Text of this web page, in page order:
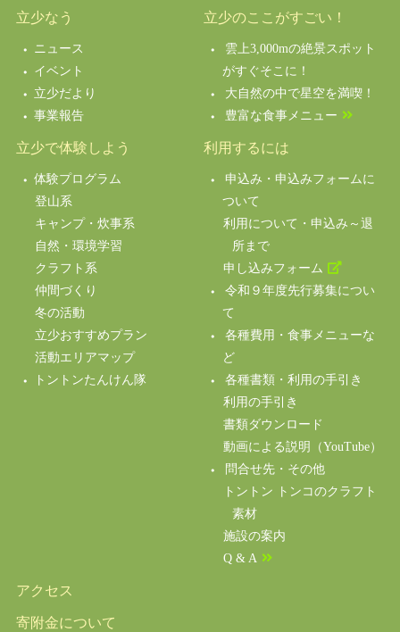
立少なう
ニュース
イベント
立少だより
事業報告
立少のここがすごい！
雲上3,000mの絶景スポット
がすぐそこに！
大自然の中で星空を満喫！
豊富な食事メニュー
立少で体験しよう
体験プログラム
登山系
キャンプ・炊事系
自然・環境学習
クラフト系
仲間づくり
冬の活動
立少おすすめプラン
活動エリアマップ
トントンたんけん隊
利用するには
申込み・申込みフォームに
ついて
利用について・申込み～退
所まで
申し込みフォーム
令和９年度先行募集につい
て
各種費用・食事メニューな
ど
各種書類・利用の手引き
利用の手引き
書類ダウンロード
動画による説明（YouTube）
問合せ先・その他
トントン トンコのクラフト
素材
施設の案内
Q & A
アクセス
寄附金について